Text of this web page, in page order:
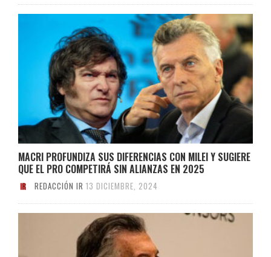
MACRI PROFUNDIZA SUS DIFERENCIAS CON MILEI Y SUGIERE
QUE EL PRO COMPETIRÁ SIN ALIANZAS EN 2025
REDACCIÓN IR 13 DICIEMBRE, 2024